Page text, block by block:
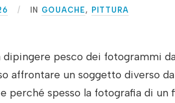
IN GOUACHE, PITTURA
dipingere pesco dei fotogrammi
affrontare un soggetto diverso
perché spesso la fotografia di un